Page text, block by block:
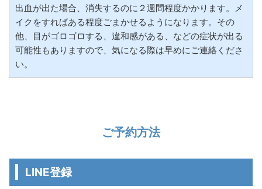
出血が出た場合、消失するのに２週間程度かかります。メ
イクをすればある程度ごまかせるようになります。その
他、目がゴロゴロする、違和感がある、などの症状が出る
可能性もありますので、気になる際は早めにご連絡くださ
い。
ご予約方法
LINE登録